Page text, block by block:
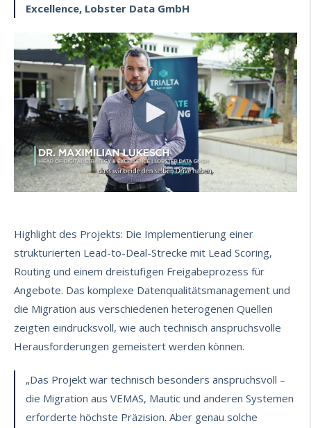
Excellence, Lobster Data GmbH
Highlight des Projekts: Die Implementierung einer
strukturierten Lead-to-Deal-Strecke mit Lead Scoring,
Routing und einem dreistufigen Freigabeprozess für
Angebote. Das komplexe Datenqualitätsmanagement und
die Migration aus verschiedenen heterogenen Quellen
zeigten eindrucksvoll, wie auch technisch anspruchsvolle
Herausforderungen gemeistert werden können.
„Das Projekt war technisch besonders anspruchsvoll –
die Migration aus VEMAS, Mautic und anderen Systemen
erforderte höchste Präzision. Aber genau solche